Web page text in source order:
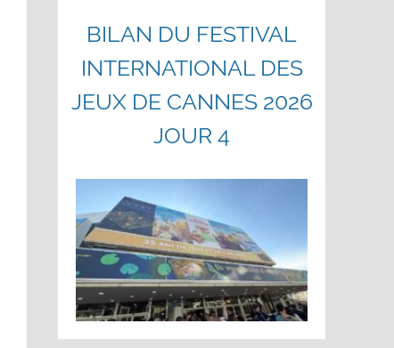
BILAN DU FESTIVAL
INTERNATIONAL DES
JEUX DE CANNES 2026
JOUR 4